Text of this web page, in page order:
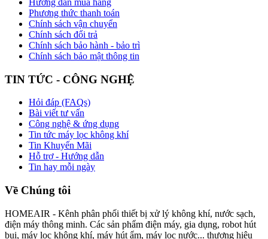
Hướng dẫn mua hàng
Phương thức thanh toán
Chính sách vận chuyển
Chính sách đổi trả
Chính sách bảo hành - bảo trì
Chính sách bảo mật thông tin
TIN TỨC - CÔNG NGHỆ
Hỏi đáp (FAQs)
Bài viết tư vấn
Công nghệ & ứng dụng
Tin tức máy lọc không khí
Tin Khuyến Mãi
Hỗ trợ - Hướng dẫn
Tin hay mỗi ngày
Về Chúng tôi
HOMEAIR - Kênh phân phối thiết bị xử lý không khí, nước sạch,
điện máy thông minh. Các sản phẩm điện máy, gia dụng, robot hút
bụi, máy lọc không khí, máy hút ẩm, máy lọc nước... thương hiệu